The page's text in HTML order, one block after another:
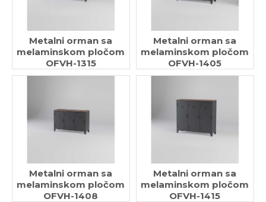
Metalni orman sa
melaminskom pločom
OFVH-1315
Metalni orman sa
melaminskom pločom
OFVH-1405
Metalni orman sa
melaminskom pločom
OFVH-1408
Metalni orman sa
melaminskom pločom
OFVH-1415